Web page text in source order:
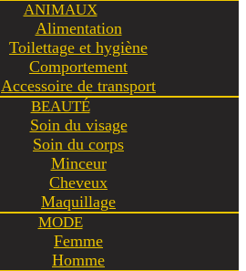
ANIMAUX
Alimentation
Toilettage et hygiène
Comportement
Accessoire de transport
BEAUTÉ
Soin du visage
Soin du corps
Minceur
Cheveux
Maquillage
MODE
Femme
Homme